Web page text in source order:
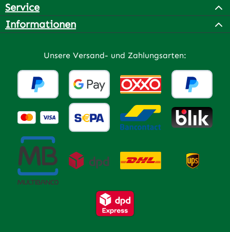
Service
Informationen
Unsere Versand- und Zahlungsarten: